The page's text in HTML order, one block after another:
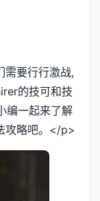
需要行行激战,
的技可和技
编一起来了解
攻略吧。</p>